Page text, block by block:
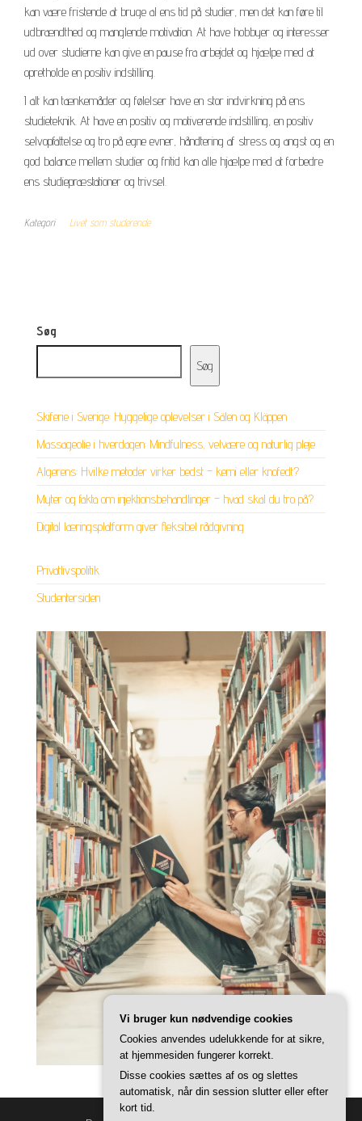
kan være fristende at bruge al ens tid på studier, men det kan føre til
udbrændthed og manglende motivation. At have hobbyer og interesser
ud over studierne kan give en pause fra arbejdet og hjælpe med at
opretholde en positiv indstilling.
I alt kan tænkemåder og følelser have en stor indvirkning på ens
studieteknik. At have en positiv og motiverende indstilling, en positiv
selvopfattelse og tro på egne evner, håndtering af stress og angst og en
god balance mellem studier og fritid kan alle hjælpe med at forbedre
ens studiepræstationer og trivsel.
Kategori Livet som studerende
Søg
Søg
Skiferie i Sverige: Hyggelige oplevelser i Sälen og Kläppen
Massageolie i hverdagen: Mindfulness, velvære og naturlig pleje
Algerens: Hvilke metoder virker bedst – kemi eller knofedt?
Myter og fakta om injektionsbehandlinger – hvad skal du tro på?
Digital læringsplatform giver fleksibel rådgivning
Privatlivspolitik
Studentersiden
Vi bruger kun nødvendige cookies
Cookies anvendes udelukkende for at sikre,
at hjemmesiden fungerer korrekt.
Disse cookies sættes af os og slettes
automatisk, når din session slutter eller efter
kort tid.